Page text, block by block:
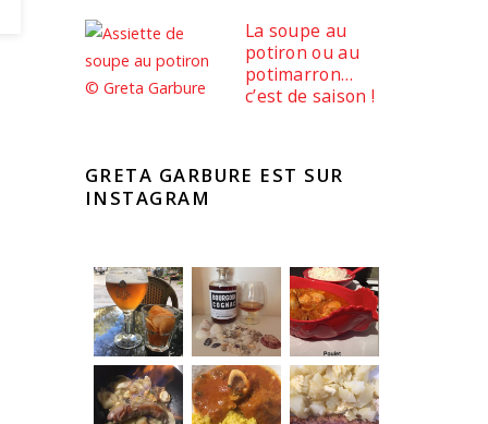
La soupe au
potiron ou au
potimarron…
c’est de saison !
GRETA GARBURE EST SUR
INSTAGRAM